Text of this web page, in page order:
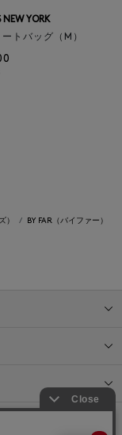
NEW YORK
ートバッグ（M）
） BY FAR（バイファー）